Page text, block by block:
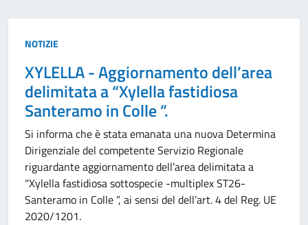
Tipo:
NOTIZIE
XYLELLA - Aggiornamento dell’area
delimitata a “Xylella fastidiosa
Santeramo in Colle ”.
Si informa che è stata emanata una nuova Determina
Dirigenziale del competente Servizio Regionale
riguardante aggiornamento dell’area delimitata a
“Xylella fastidiosa sottospecie -multiplex ST26-
Santeramo in Colle ”, ai sensi del dell’art. 4 del Reg. UE
2020/1201.